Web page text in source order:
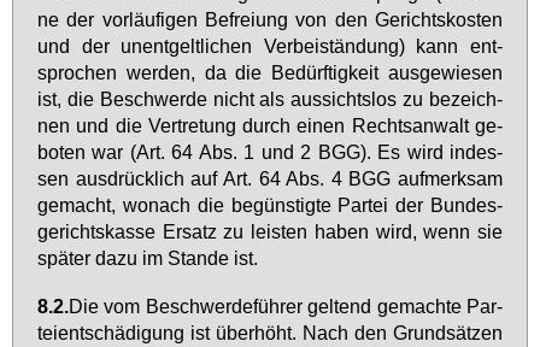
ne der vor­läu­fi­gen Be­frei­ung von den Ge­richts­kos­ten
und der un­ent­gelt­li­chen Ver­bei­stän­dung) kann ent­
spro­chen wer­den, da die Be­dürf­tig­keit aus­ge­wie­sen
ist, die Be­schwer­de nicht als aus­sichts­los zu be­zeich­
nen und die Ver­tre­tung durch ei­nen Rechts­an­walt ge­
bo­ten war (Art. 64 Abs. 1 und 2 BGG). Es wird in­des­
sen aus­drück­lich auf Art. 64 Abs. 4 BGG auf­merk­sam
ge­macht, wo­nach die be­güns­tig­te Par­tei der Bun­des­
ge­richts­kas­se Er­satz zu leis­ten ha­ben wird, wenn sie
spä­ter da­zu im Stan­de ist.
8.2.Die vom Be­schwer­de­füh­rer gel­tend ge­mach­te Par­
tei­ent­schä­di­gung ist über­höht. Nach den Grund­sät­zen